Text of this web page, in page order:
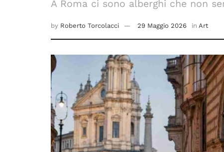
A Roma ci sono alberghi che non
by Roberto Torcolacci 29 Maggio 2026 in Art